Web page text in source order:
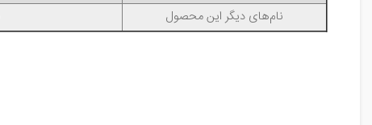
نام‌های دیگر این محصول